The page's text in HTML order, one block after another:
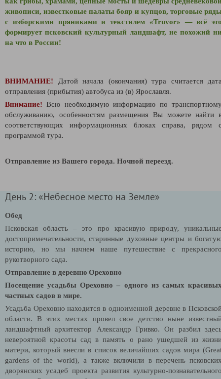
живописи, известковые палаты бояр и купцов, торговые
с изборскими пряниками и текстилем «Truvor» — всё
формирует псковский культурный ландшафт, не похожий
на что в России!
ВНИМАНИЕ!
Датой начала (окончания) тура считается
отправления (прибытия) автобуса из (в) Ярославля.
Внимание! Всю необходимую информацию по
обслуживанию, особенностям размещения Вы можете найти
соответствующих информационных блоках справа, рядом
программой тура.
Отправление из Вашего города. Ночной переезд.
День 2: «Небесное место на Земле»
Обед
Псковская область – это про красивую природу,
достопримечательности, старинные духовные центры и
историю, но мы начнем наше путешествие с
рукотворного сада.
Отправление в деревню Ореховно
Посещение усадьбы Ореховно – одного из самых
частных садов в мире.
Усадьба Ореховно находится в одноименной деревне в
области. В этих местах провел свое детство ныне
ландшафтный архитектор Александр Гривко. Он разбил
невероятной красоты сад в память о рано ушедшей из
матери, который внесли в список величайших садов мира (
gardens of the world), а также включили в перечень
дворянских усадеб проекта развития культурно-